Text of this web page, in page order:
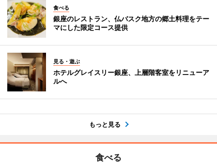
食べる
銀座のレストラン、仏バスク地方の郷土料理をテー
マにした限定コース提供
見る・遊ぶ
ホテルグレイスリー銀座、上層階客室をリニューア
ルへ
もっと見る
食べる